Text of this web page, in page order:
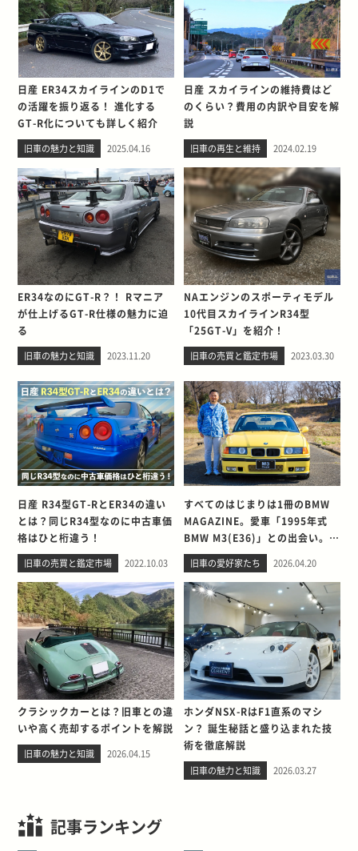
日産 ER34スカイラインのD1で
の活躍を振り返る！ 進化する
GT-R化についても詳しく紹介
旧車の魅力と知識 2025.04.16
日産 スカイラインの維持費はど
のくらい？費用の内訳や目安を解
説
旧車の再生と維持 2024.02.19
ER34なのにGT-R？！ Rマニア
が仕上げるGT-R仕様の魅力に迫
る
旧車の魅力と知識 2023.11.20
NAエンジンのスポーティモデル
10代目スカイラインR34型
「25GT-V」を紹介！
旧車の売買と鑑定市場 2023.03.30
日産 R34型GT-RとER34の違い
とは？同じR34型なのに中古車価
格はひと桁違う！
旧車の売買と鑑定市場 2022.10.03
すべてのはじまりは1冊のBMW
MAGAZINE。愛車「1995年式
BMW M3(E36)」との出会い。そ
して別れを考える
旧車の愛好家たち 2026.04.20
クラシックカーとは？旧車との違
いや高く売却するポイントを解説
旧車の魅力と知識 2026.04.15
ホンダNSX-RはF1直系のマシ
ン？ 誕生秘話と盛り込まれた技
術を徹底解説
旧車の魅力と知識 2026.03.27
記事ランキング